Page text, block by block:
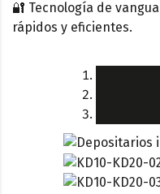
🔐 Tecnología de
rápidos y eficientes.